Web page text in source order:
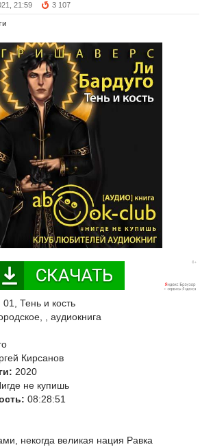
21:59 3 107
Тень и кость
, аудиокнига
Кирсанов
2020
не купишь
08:28:51
некогда великая нация Равка